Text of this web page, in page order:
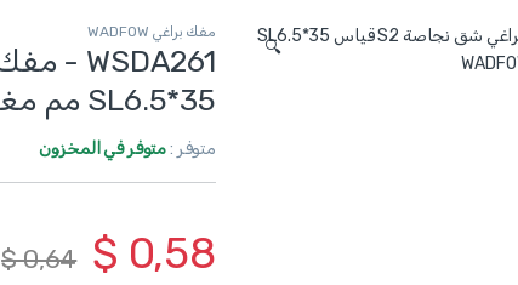
🔍
مفك براغي WADFOW
SL6.5*35 مم مغناطيس ماركة WADFOW
متوفر :متوفر في المخزون
$ 0,58
$0,64